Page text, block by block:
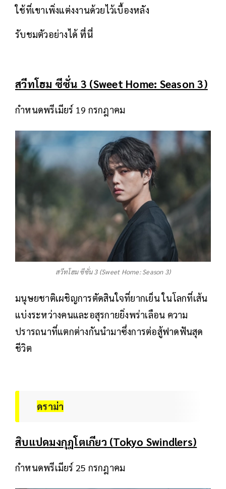
ใช้ที่เขาเพิ่งแต่งงานด้วยไว้เบื้องหลัง
รับชมตัวอย่างได้ ที่นี่
สวีทโฮม ซีซั่น 3 (Sweet Home: Season 3)
กำหนดพรีเมียร์ 19 กรกฎาคม
สวีทโฮม ซีซั่น 3 (Sweet Home: Season 3)
มนุษยชาติเผชิญการตัดสินใจที่ยากเย็น ในโลกที่เส้น
แบ่งระหว่างคนและอสุรกายยิ่งพร่าเลือน ความ
ปรารถนาที่แตกต่างกันนำมาซึ่งการต่อสู้ฟาดฟันสุด
ชีวิต
ดราม่า
สิบแปดมงกุฎโตเกียว (Tokyo Swindlers)
กำหนดพรีเมียร์ 25 กรกฎาคม